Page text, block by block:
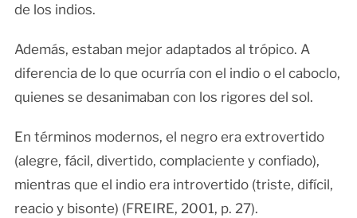
de los indios.
Además, estaban mejor adaptados al trópico. A
diferencia de lo que ocurría con el indio o el caboclo,
quienes se desanimaban con los rigores del sol.
En términos modernos, el negro era extrovertido
(alegre, fácil, divertido, complaciente y confiado),
mientras que el indio era introvertido (triste, difícil,
reacio y bisonte) (FREIRE, 2001, p. 27).